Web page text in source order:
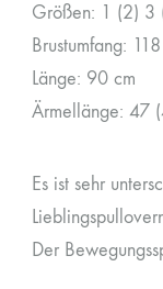
Größen: 1 (2) 3
Brustumfang:
Länge: 90 cm
Ärmellänge: 47
Es ist sehr
Der